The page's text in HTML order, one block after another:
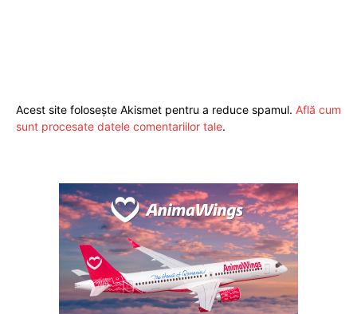
Despre noi
Contactați-ne
Fii reporter
Politica cookie-uri
Politica de Confidențialitate
Publicitate
Acest site folosește Akismet pentru a reduce spamul. Află cum
sunt procesate datele comentariilor tale.